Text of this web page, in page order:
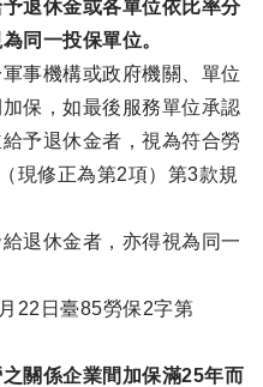
退休金或各單位依比率分
同一投保單位。
事機構或政府機關、單位
保，如最後服務單位承認
予退休金者，視為符合勞
現修正為第2項）第3款規
退休金者，亦得視為同一
22日臺85勞保2字第
關係企業間加保滿25年而